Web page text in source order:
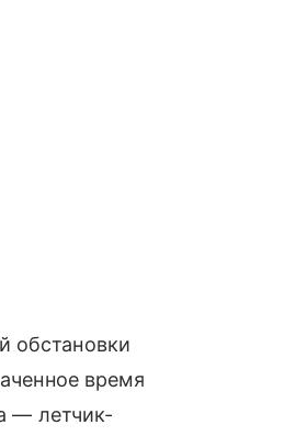
обстановки
время
— летчик-